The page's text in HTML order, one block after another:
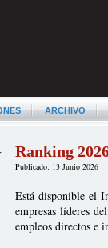
ARCHIVO
Ranking
Publicado: 13 Junio 2026
Está disponible el
empresas líderes
empleos directos e